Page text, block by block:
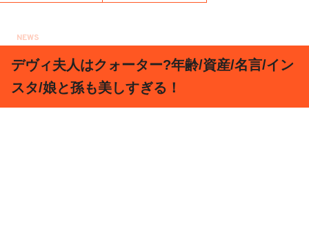
NEWS
デヴィ夫人はクォーター?年齢/資産/名言/イン
スタ/娘と孫も美しすぎる！